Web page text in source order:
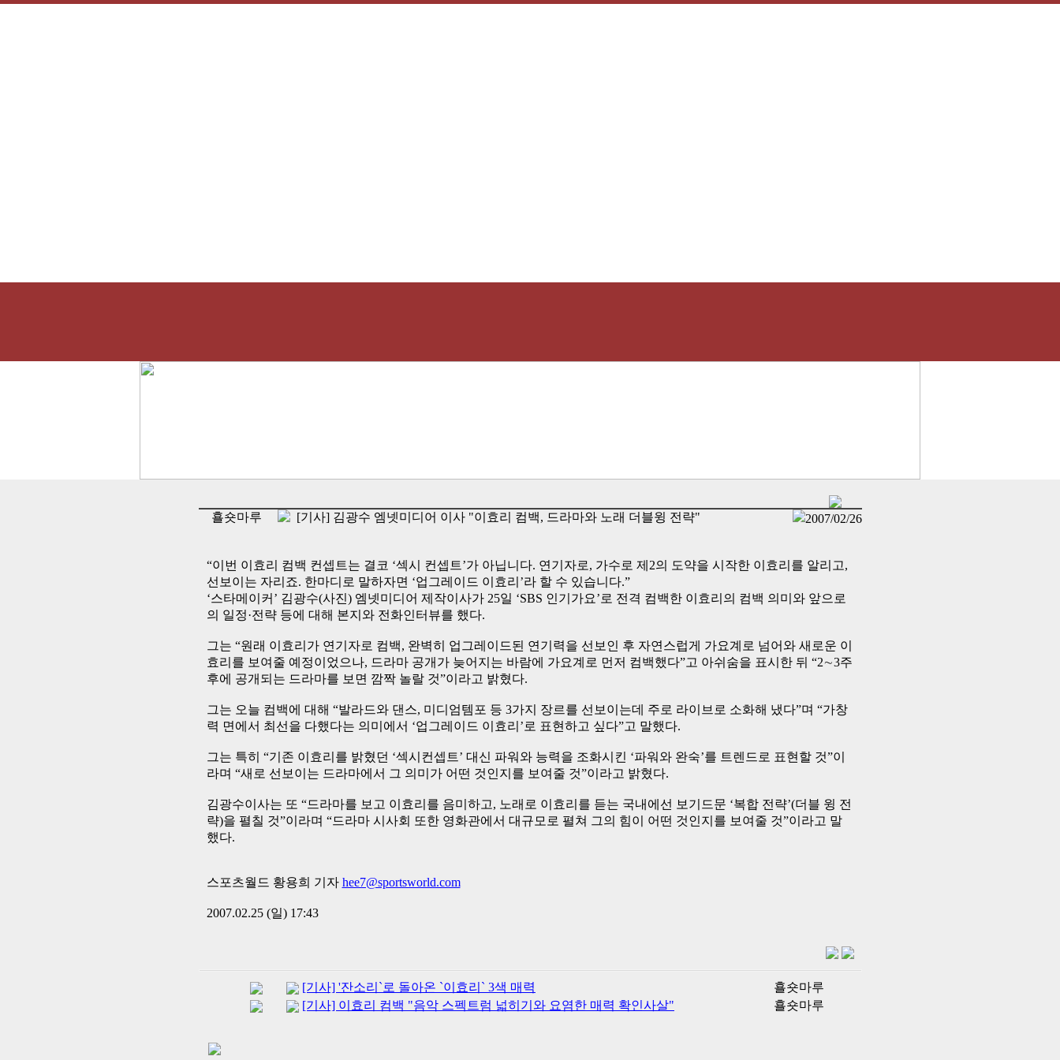
횰숏마루 [기사] 김광수 엠넷미디어 이사 "이효리 컴백, 드라마와 노래 더블윙 전략" 2007/02/26
“이번 이효리 컴백 컨셉트는 결코 ‘섹시 컨셉트’가 아닙니다. 연기자로, 가수로 제2의 도약을 시작한 이효리를 알리고,
선보이는 자리죠. 한마디로 말하자면 ‘업그레이드 이효리’라 할 수 있습니다.”
‘스타메이커’ 김광수(사진) 엠넷미디어 제작이사가 25일 ‘SBS 인기가요’로 전격 컴백한 이효리의 컴백 의미와 앞으로
의 일정·전략 등에 대해 본지와 전화인터뷰를 했다.
그는 “원래 이효리가 연기자로 컴백, 완벽히 업그레이드된 연기력을 선보인 후 자연스럽게 가요계로 넘어와 새로운 이
효리를 보여줄 예정이었으나, 드라마 공개가 늦어지는 바람에 가요계로 먼저 컴백했다”고 아쉬숨을 표시한 뒤 “2∼3주
후에 공개되는 드라마를 보면 깜짝 놀랄 것”이라고 밝혔다.
그는 오늘 컴백에 대해 “발라드와 댄스, 미디엄템포 등 3가지 장르를 선보이는데 주로 라이브로 소화해 냈다”며 “가창
력 면에서 최선을 다했다는 의미에서 ‘업그레이드 이효리’로 표현하고 싶다”고 말했다.
그는 특히 “기존 이효리를 밝혔던 ‘섹시컨셉트’ 대신 파워와 능력을 조화시킨 ‘파워와 완숙’를 트렌드로 표현할 것”이
라며 “새로 선보이는 드라마에서 그 의미가 어떤 것인지를 보여줄 것”이라고 밝혔다.
김광수이사는 또 “드라마를 보고 이효리를 음미하고, 노래로 이효리를 듣는 국내에선 보기드문 ‘복합 전략’(더블 윙 전
략)을 펼칠 것”이라며 “드라마 시사회 또한 영화관에서 대규모로 펼쳐 그의 힘이 어떤 것인지를 보여줄 것”이라고 말
했다.
스포츠월드 황용희 기자 hee7@sportsworld.com
2007.02.25 (일) 17:43
[기사] '잔소리`로 돌아온 `이효리` 3색 매력
횰숏마루
[기사] 이효리 컴백 "음악 스펙트럼 넓히기와 요염한 매력 확인사살"
횰숏마루